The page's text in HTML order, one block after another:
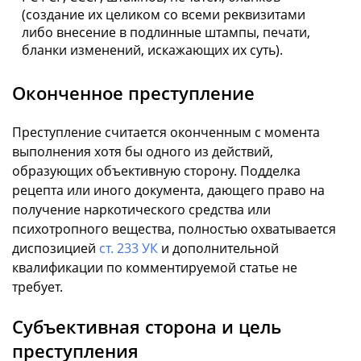
(создание их целиком со всеми реквизитами
либо внесение в подлинные штампы, печати,
бланки изменений, искажающих их суть).
Оконченное преступление
Преступление считается оконченным с момента
выполнения хотя бы одного из действий,
образующих объективную сторону. Подделка
рецепта или иного документа, дающего право на
получение наркотического средства или
психотропного вещества, полностью охватывается
диспозицией ст. 233 УК и дополнительной
квалификации по комментируемой статье не
требует.
Субъективная сторона и цель
преступления